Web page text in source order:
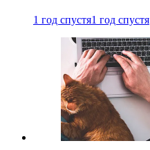
1 год спустя1 год спустя